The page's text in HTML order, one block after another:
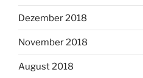
Dezember 2018
November 2018
August 2018